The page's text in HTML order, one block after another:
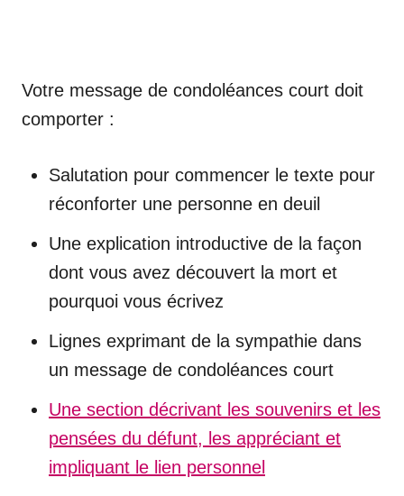
Votre message de condoléances court doit
comporter :
Salutation pour commencer le texte pour
réconforter une personne en deuil
Une explication introductive de la façon
dont vous avez découvert la mort et
pourquoi vous écrivez
Lignes exprimant de la sympathie dans
un message de condoléances court
Une section décrivant les souvenirs et les
pensées du défunt, les appréciant et
impliquant le lien personnel